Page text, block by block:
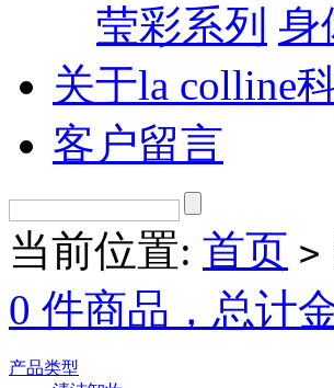
莹彩系列 身
关于la colline
客户留言
当前位置: 首页 >
0 件商品，总计
产品类型